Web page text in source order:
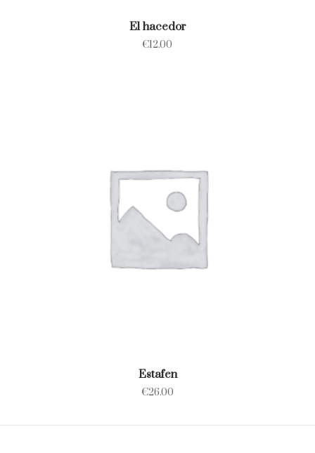
El hacedor
€12.00
Estafen
€26.00